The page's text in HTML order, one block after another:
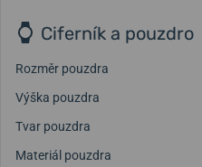
Ciferník a pouzdro
Rozměr pouzdra
Výška pouzdra
Tvar pouzdra
Materiál pouzdra